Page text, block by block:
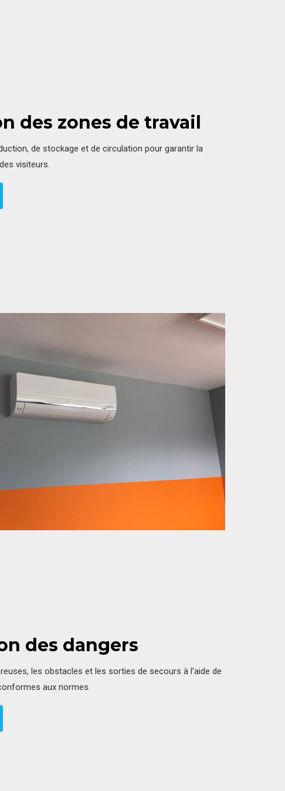
des zones de travail
de stockage et de circulation pour garantir la
visiteurs.
des dangers
les obstacles et les sorties de secours à l’aide de
aux normes.